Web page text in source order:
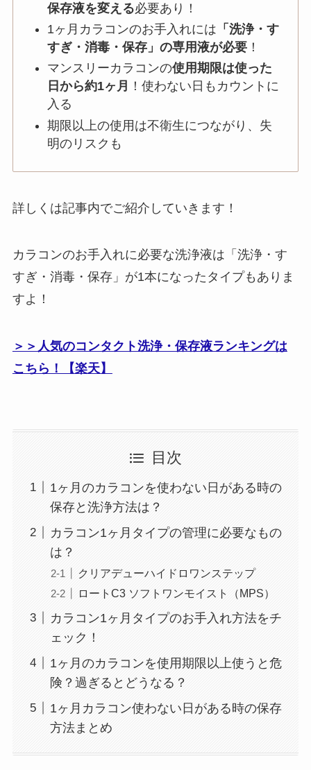
保存液を変える必要あり！
1ヶ月カラコンのお手入れには 「洗浄・す
すぎ・消毒・保存」の専用液が必要 ！
マンスリーカラコンの使用期限は使った
日から約1ヶ月 ！使わない日もカウントに
入る
期限以上の使用は不衛生につながり、失
明のリスクも
詳しくは記事内でご紹介していきます！
カラコンのお手入れに必要な洗浄液は「洗浄・す
すぎ・消毒・保存」が1本になったタイプもありま
すよ！
＞＞人気のコンタクト洗浄・保存液ランキングは
こちら！【楽天】
目次
1ヶ月のカラコンを使わない日がある時の
保存と洗浄方法は？
カラコン1ヶ月タイプの管理に必要なもの
は？
クリアデューハイドロワンステップ
ロートC3 ソフトワンモイスト（MPS）
カラコン1ヶ月タイプのお手入れ方法をチ
ェック！
1ヶ月のカラコンを使用期限以上使うと危
険？過ぎるとどうなる？
1ヶ月カラコン使わない日がある時の保存
方法まとめ